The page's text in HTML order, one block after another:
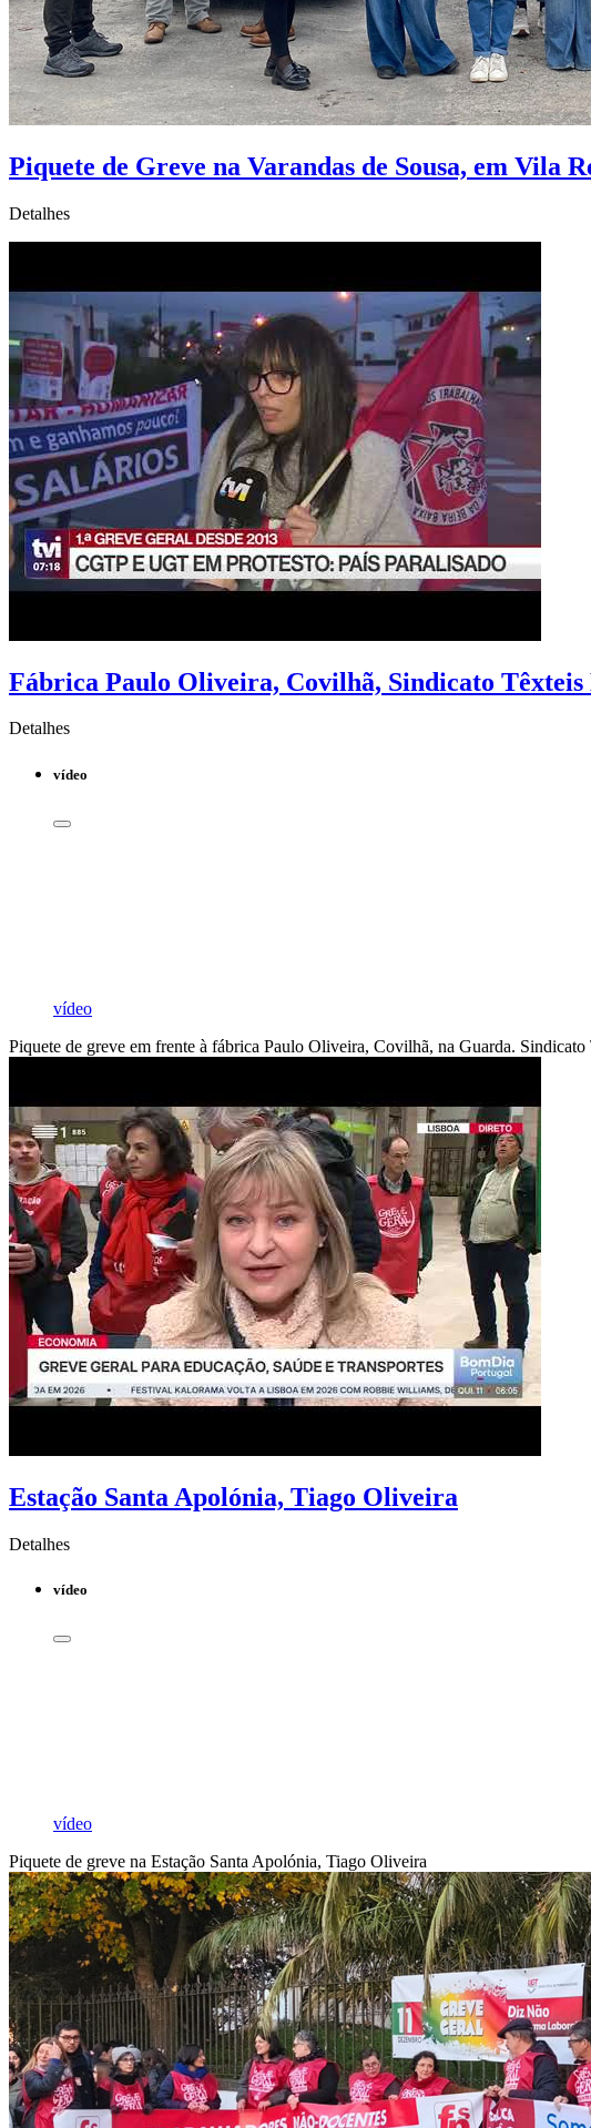
Piquete de Greve na Varandas de Sousa, em Vila
Detalhes
Fábrica Paulo Oliveira, Covilhã, Sindicato Têxteis
Detalhes
vídeo
vídeo
Piquete de greve em frente à fábrica Paulo Oliveira, Covilhã, na Guarda.
Estação Santa Apolónia, Tiago Oliveira
Detalhes
vídeo
vídeo
Piquete de greve na Estação Santa Apolónia, Tiago Oliveira